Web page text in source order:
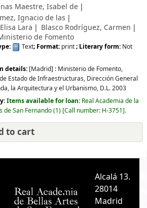
Maestre, Isabel de
Ignacio de las
Lara
Blasco Rodríguez, Carmen
de Fomento
Text; Format: print; Literary form: Not
details: [Madrid] : Ministerio de Fomento,
Estado de Infraestructuras, Dirección General
la Arquitectura y el Urbanismo, D.L. 2003
Items available for loan: Real Academia de la
de San Fernando(1) Call number: H-3751 .
to cart
Alcalá 13.
28014
Madrid